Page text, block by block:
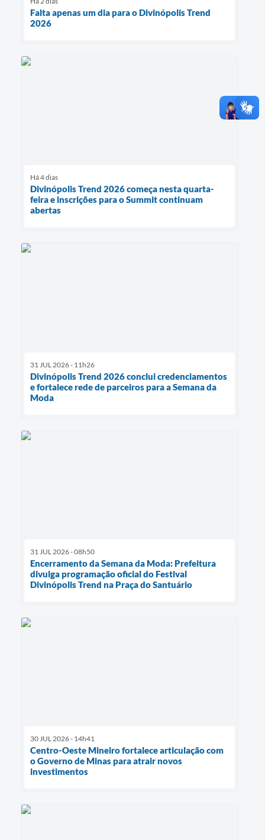
Falta apenas um dia para o Divinópolis Trend
2026
Há 4 dias
Divinópolis Trend 2026 começa nesta quarta-
feira e inscrições para o Summit continuam
abertas
31 JUL 2026 - 11h26
Divinópolis Trend 2026 conclui credenciamentos
e fortalece rede de parceiros para a Semana da
Moda
31 JUL 2026 - 08h50
Encerramento da Semana da Moda: Prefeitura
divulga programação oficial do Festival
Divinópolis Trend na Praça do Santuário
30 JUL 2026 - 14h41
Centro-Oeste Mineiro fortalece articulação com
o Governo de Minas para atrair novos
investimentos